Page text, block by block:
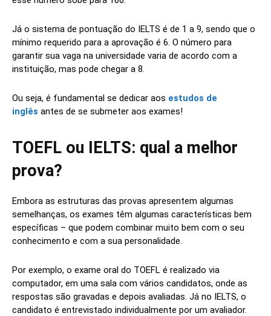
Já o sistema de pontuação do IELTS é de 1 a 9, sendo que o
mínimo requerido para a aprovação é 6. O número para
garantir sua vaga na universidade varia de acordo com a
instituição, mas pode chegar a 8.
Ou seja, é fundamental se dedicar aos estudos de
inglês antes de se submeter aos exames!
TOEFL ou IELTS: qual a melhor
prova?
Embora as estruturas das provas apresentem algumas
semelhanças, os exames têm algumas características bem
específicas – que podem combinar muito bem com o seu
conhecimento e com a sua personalidade.
Por exemplo, o exame oral do TOEFL é realizado via
computador, em uma sala com vários candidatos, onde as
respostas são gravadas e depois avaliadas. Já no IELTS, o
candidato é entrevistado individualmente por um avaliador.